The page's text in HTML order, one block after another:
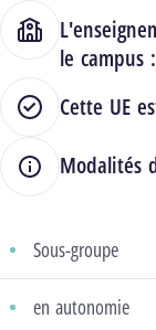
le campus :
Cette UE
Modalités
Sous-groupe
en autonomie